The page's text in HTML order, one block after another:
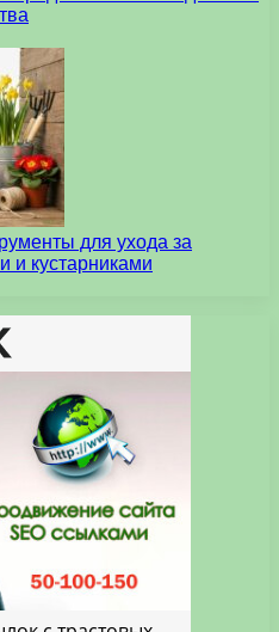
для ухода за
и кустарниками